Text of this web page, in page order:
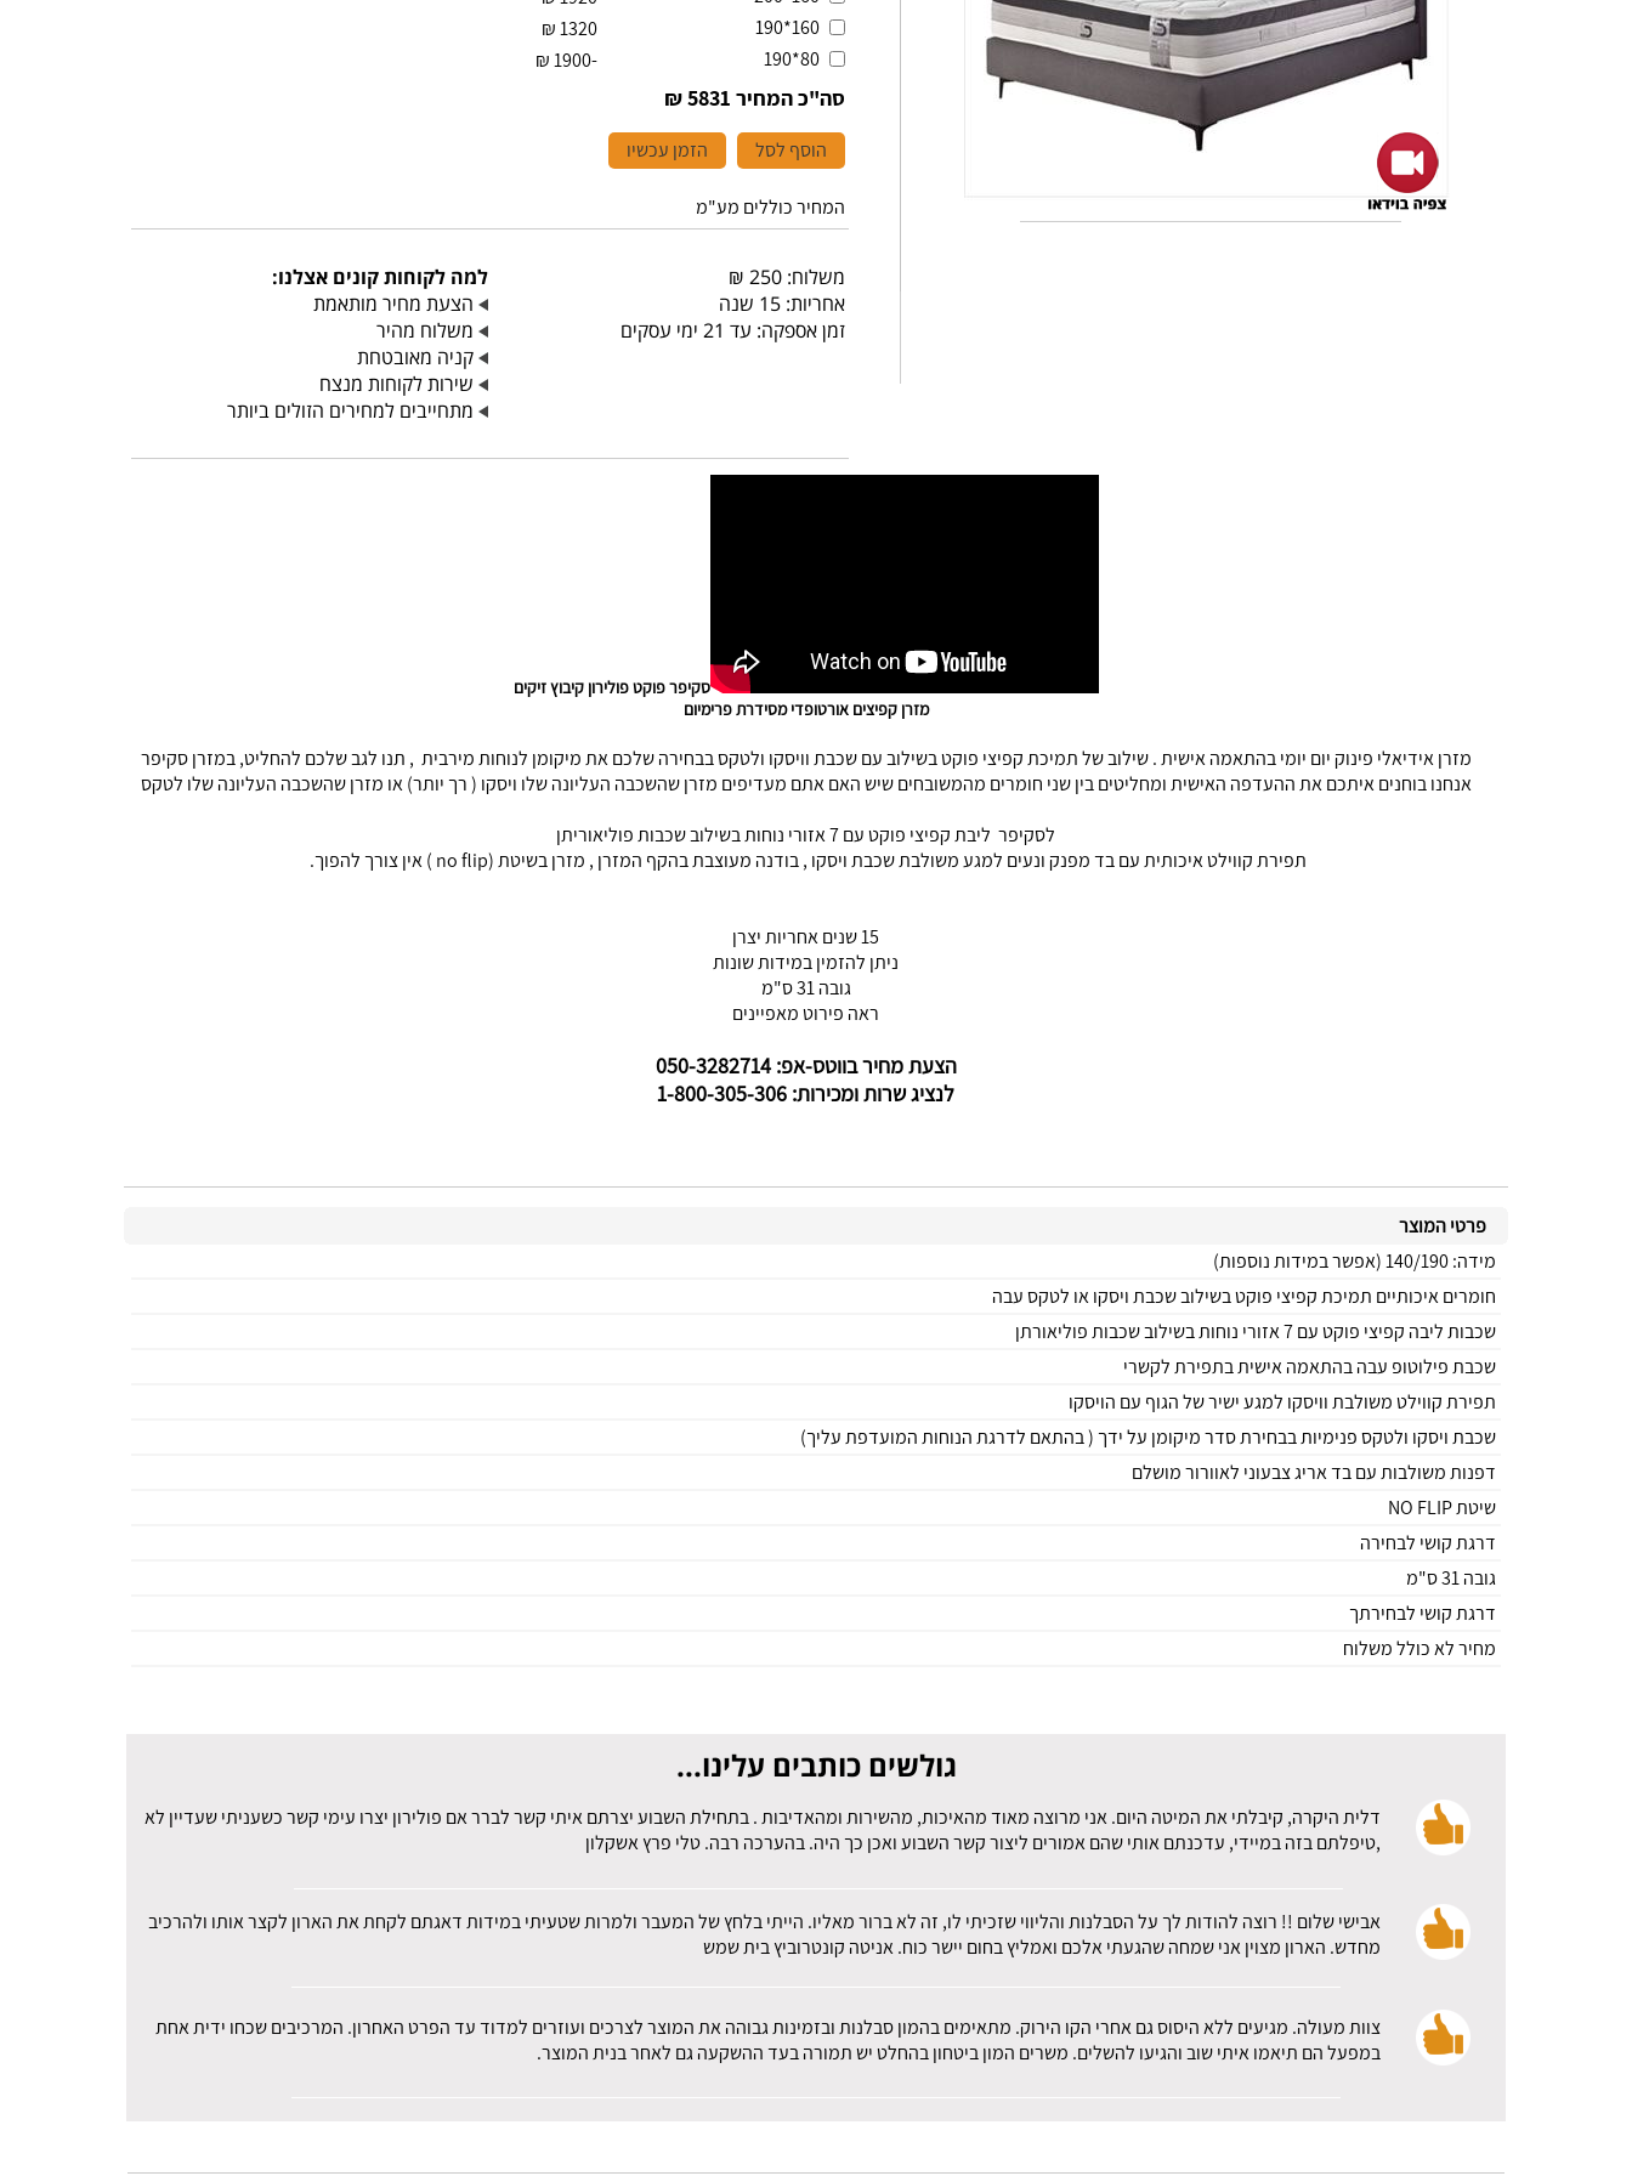
160*190
1320
₪
80*190
-1900
₪
סה"כ המחיר 5831 ₪
הוסף לסל הזמן עכשיו
המחיר כוללים מע"מ
משלוח: 250 ₪
אחריות: 15 שנה
זמן אספקה: עד 21 ימי עסקים
למה לקוחות קונים אצלנו:
הצעת מחיר מותאמת
משלוח מהיר
קניה מאובטחת
שירות לקוחות מנצח
מתחייבים למחירים הזולים ביותר
סקיפר פוקט פולירון קיבוץ זיקים
מזרן קפיצים אורטופדי מסידרת פרימיום
מזרן אידיאלי פינוק יום יומי בהתאמה אישית . שילוב של תמיכת קפיצי פוקט בשילוב עם שכבת וויסקו ולטקס בבחירה שלכם את מיקומן לנוחות מירבית , תנו לגב שלכם להחליט, במזרן סקיפר
אנחנו בוחנים איתכם את ההעדפה האישית ומחליטים בין שני חומרים מהמשובחים שיש האם אתם מעדיפים מזרן שהשכבה העליונה שלו ויסקו ( רך יותר) או מזרן שהשכבה העליונה שלו לטקס
לסקיפר ליבת קפיצי פוקט עם 7 אזורי נוחות בשילוב שכבות פוליאוריתן
תפירת קווילט איכותית עם בד מפנק ונעים למגע משולבת שכבת ויסקו , בודנה מעוצבת בהקף המזרן , מזרן בשיטת (no flip ) אין צורך להפוך.
15 שנים אחריות יצרן
ניתן להזמין במידות שונות
גובה 31 ס"מ
ראה פירוט מאפיינים
הצעת מחיר בווטס-אפ: 050-3282714
לנציג שרות ומכירות: 1-800-305-306
פרטי המוצר
מידה: 140/190 (אפשר במידות נוספות)
חומרים איכותיים תמיכת קפיצי פוקט בשילוב שכבת ויסקו או לטקס עבה
שכבות ליבה קפיצי פוקט עם 7 אזורי נוחות בשילוב שכבות פוליאורתן
שכבת פילוטופ עבה בהתאמה אישית בתפירת לקשרי
תפירת קווילט משולבת וויסקו למגע ישיר של הגוף עם הויסקו
שכבת ויסקו ולטקס פנימיות בבחירת סדר מיקומן על ידך ( בהתאם לדרגת הנוחות המועדפת עליך)
דפנות משולבות עם בד אריג צבעוני לאוורור מושלם
שיטת NO FLIP
דרגת קושי לבחירה
גובה 31 ס"מ
דרגת קושי לבחירתך
מחיר לא כולל משלוח
גולשים כותבים עלינו...
דלית היקרה, קיבלתי את המיטה היום. אני מרוצה מאוד מהאיכות, מהשירות ומהאדיבות . בתחילת השבוע יצרתם איתי קשר לברר אם פולירון יצרו עימי קשר כשעניתי שעדיין לא
,טיפלתם בזה במיידי, עדכנתם אותי שהם אמורים ליצור קשר השבוע ואכן כך היה. בהערכה רבה. טלי פרץ אשקלון
אבישי שלום !! רוצה להודות לך על הסבלנות והליווי שזכיתי לו, זה לא ברור מאליו. הייתי בלחץ של המעבר ולמרות שטעיתי במידות דאגתם לקחת את הארון לקצר אותו ולהרכיב
מחדש. הארון מצוין אני שמחה שהגעתי אלכם ואמליץ בחום יישר כוח. אניטה קונטרוביץ בית שמש
צוות מעולה. מגיעים ללא היסוס גם אחרי הקו הירוק. מתאימים בהמון סבלנות ובזמינות גבוהה את המוצר לצרכים ועוזרים למדוד עד הפרט האחרון. המרכיבים שכחו ידית אחת
במפעל הם תיאמו איתי שוב והגיעו להשלים. משרים המון ביטחון בהחלט יש תמורה בעד ההשקעה גם לאחר בנית המוצר.